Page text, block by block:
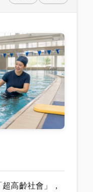
高齡社會」，